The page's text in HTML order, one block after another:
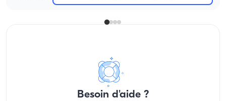
Besoin d'aide ?